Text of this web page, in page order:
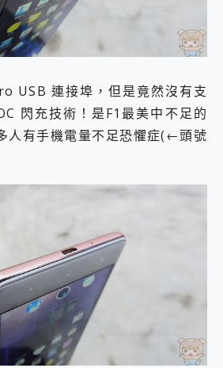
USB 連接埠，但是竟然沒有支
閃充技術！是F1最美中不足的
人有手機電量不足恐懼症(←頭號